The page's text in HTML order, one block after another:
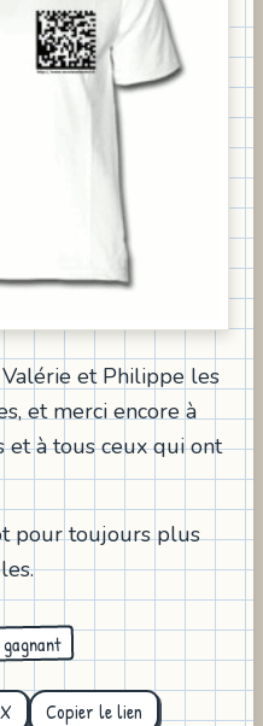
et Philippe les
et merci encore à
et à tous ceux qui ont
pour toujours plus
gagnant
X Copier le lien